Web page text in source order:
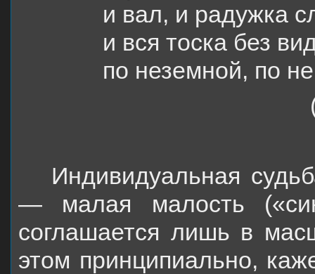
и вал, и радужка
и вся тоска без
по неземной, по
Индивидуальная
— малая малость
соглашается лишь в
этом принципиально,